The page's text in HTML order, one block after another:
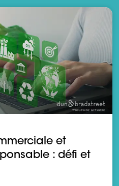
et
: défi et